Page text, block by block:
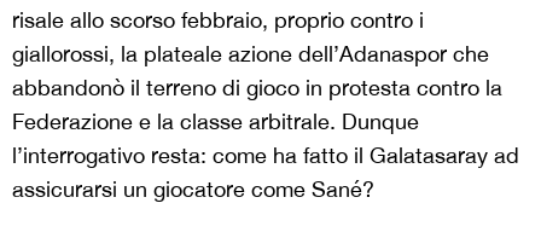
risale allo scorso febbraio, proprio contro i
giallorossi, la plateale azione dell’Adanaspor che
abbandonò il terreno di gioco in protesta contro la
Federazione e la classe arbitrale. Dunque
l’interrogativo resta: come ha fatto il Galatasaray ad
assicurarsi un giocatore come Sané?